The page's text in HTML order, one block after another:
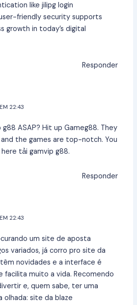
likejilipg login
friendly security supports
growth in today’s digital
Responder
22:43
ASAP? Hit up Gameg88. They
the games are top-notch. You
tải gamvip g88.
Responder
22:43
um site de aposta
variados, já corro pro site da
novidades e a interface é
facilita muito a vida. Recomendo
e, quem sabe, ter uma
olhada:site da blaze